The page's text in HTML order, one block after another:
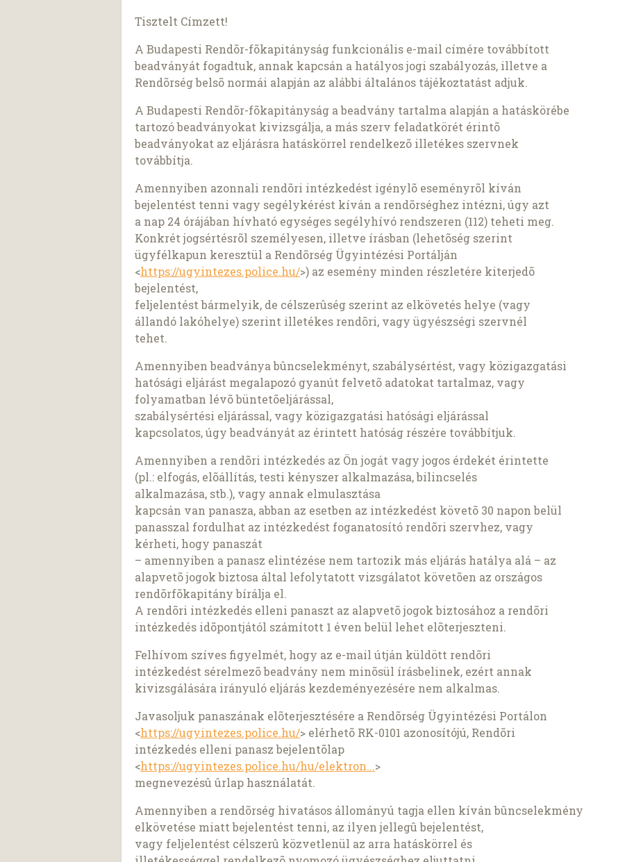
Tisztelt Címzett!
A Budapesti Rendõr-fõkapitányság funkcionális e-mail címére továbbított
beadványát fogadtuk, annak kapcsán a hatályos jogi szabályozás, illetve a
Rendõrség belsõ normái alapján az alábbi általános tájékoztatást adjuk.
A Budapesti Rendõr-fõkapitányság a beadvány tartalma alapján a hatáskörébe
tartozó beadványokat kivizsgálja, a más szerv feladatkörét érintõ
beadványokat az eljárásra hatáskörrel rendelkezõ illetékes szervnek
továbbítja.
Amennyiben azonnali rendõri intézkedést igénylõ eseményrõl kíván
bejelentést tenni vagy segélykérést kíván a rendõrséghez intézni, úgy azt
a nap 24 órájában hívható egységes segélyhívó rendszeren (112) teheti meg.
Konkrét jogsértésrõl személyesen, illetve írásban (lehetõség szerint
ügyfélkapun keresztül a Rendõrség Ügyintézési Portálján
<https://ugyintezes.police.hu/>) az esemény minden részletére kiterjedõ
bejelentést,
feljelentést bármelyik, de célszerûség szerint az elkövetés helye (vagy
állandó lakóhelye) szerint illetékes rendõri, vagy ügyészségi szervnél
tehet.
Amennyiben beadványa bûncselekményt, szabálysértést, vagy közigazgatási
hatósági eljárást megalapozó gyanút felvetõ adatokat tartalmaz, vagy
folyamatban lévõ büntetõeljárással,
szabálysértési eljárással, vagy közigazgatási hatósági eljárással
kapcsolatos, úgy beadványát az érintett hatóság részére továbbítjuk.
Amennyiben a rendõri intézkedés az Ön jogát vagy jogos érdekét érintette
(pl.: elfogás, elõállítás, testi kényszer alkalmazása, bilincselés
alkalmazása, stb.), vagy annak elmulasztása
kapcsán van panasza, abban az esetben az intézkedést követõ 30 napon belül
panasszal fordulhat az intézkedést foganatosító rendõri szervhez, vagy
kérheti, hogy panaszát
– amennyiben a panasz elintézése nem tartozik más eljárás hatálya alá – az
alapvetõ jogok biztosa által lefolytatott vizsgálatot követõen az országos
rendõrfõkapitány bírálja el.
A rendõri intézkedés elleni panaszt az alapvetõ jogok biztosához a rendõri
intézkedés idõpontjától számított 1 éven belül lehet elõterjeszteni.
Felhívom szíves figyelmét, hogy az e-mail útján küldött rendõri
intézkedést sérelmezõ beadvány nem minõsül írásbelinek, ezért annak
kivizsgálására irányuló eljárás kezdeményezésére nem alkalmas.
Javasoljuk panaszának elõterjesztésére a Rendõrség Ügyintézési Portálon
<https://ugyintezes.police.hu/> elérhetõ RK-0101 azonosítójú, Rendõri
intézkedés elleni panasz bejelentõlap
<https://ugyintezes.police.hu/hu/elektron...>
megnevezésû ûrlap használatát.
Amennyiben a rendõrség hivatásos állományú tagja ellen kíván bûncselekmény
elkövetése miatt bejelentést tenni, az ilyen jellegû bejelentést,
vagy feljelentést célszerû közvetlenül az arra hatáskörrel és